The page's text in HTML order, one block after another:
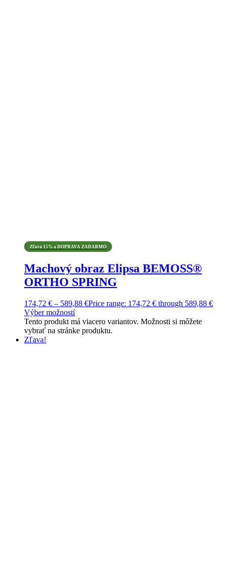
Zľava 15% a DOPRAVA ZADARMO
Machový obraz Elipsa BEMOSS®
ORTHO SPRING
174,72 € – 589,88 €Price range: 174,72 € through 589,88 €
Výber možností
Tento produkt má viacero variantov. Možnosti si môžete
vybrať na stránke produktu.
Zľava!